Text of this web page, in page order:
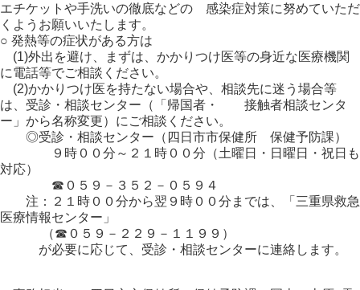
エチケットや手洗いの徹底などの 感染症対策に努めていただ
くようお願いいたします。
○ 発熱等の症状がある方は
(1)外出を避け、まずは、かかりつけ医等の身近な医療機関
に電話等でご相談ください。
(2)かかりつけ医を持たない場合や、相談先に迷う場合等
は、受診・相談センター（「帰国者・ 接触者相談センタ
ー」から名称変更）にご相談ください。
◎受診・相談センター（四日市市保健所 保健予防課）
９時００分～２１時００分（土曜日・日曜日・祝日も
対応）
☎０５９－３５２－０５９４
注：２１時００分から翌９時００分までは、「三重県救急
医療情報センター」
（☎０５９－２２９－１１９９）
が必要に応じて、受診・相談センターに連絡します。